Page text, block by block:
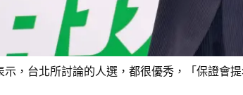
，台北所討論的人選，都很優秀，「保證會